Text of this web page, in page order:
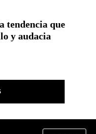
tendencia que
y audacia